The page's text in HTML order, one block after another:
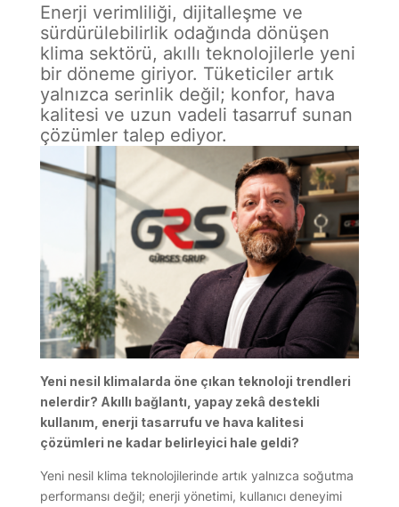
Enerji verimliliği, dijitalleşme ve
sürdürülebilirlik odağında dönüşen
klima sektörü, akıllı teknolojilerle yeni
bir döneme giriyor. Tüketiciler artık
yalnızca serinlik değil; konfor, hava
kalitesi ve uzun vadeli tasarruf sunan
çözümler talep ediyor.
Yeni nesil klimalarda öne çıkan teknoloji trendleri
nelerdir? Akıllı bağlantı, yapay zekâ destekli
kullanım, enerji tasarrufu ve hava kalitesi
çözümleri ne kadar belirleyici hale geldi?
Yeni nesil klima teknolojilerinde artık yalnızca soğutma
performansı değil; enerji yönetimi, kullanıcı deneyimi